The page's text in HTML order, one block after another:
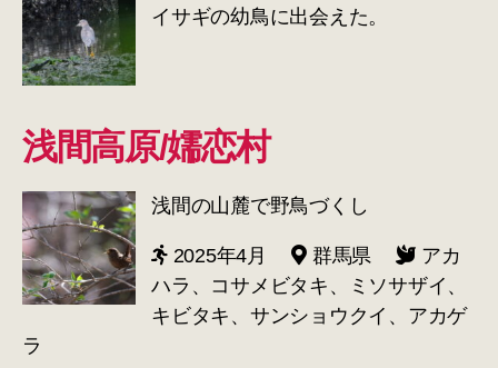
イサギの幼鳥に出会えた。
浅間高原/嬬恋村
浅間の山麓で野鳥づくし
2025年4月 群馬県
アカ
ハラ、コサメビタキ、ミソサザイ、
キビタキ、サンショウクイ、アカゲ
ラ